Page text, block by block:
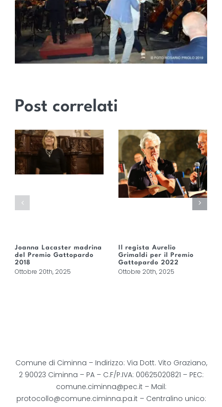
Post correlati
Joanna Lacaster madrina
del Premio Gattopardo
2018
Ottobre 20th, 2025
Il regista Aurelio
Grimaldi per il Premio
Gattopardo 2022
Ottobre 20th, 2025
Comune di Ciminna – Indirizzo: Via Dott. Vito Graziano,
2 90023 Ciminna – PA – C.F/P.IVA: 00625020821 – PEC:
comune.ciminna@pec.it – Mail:
protocollo@comune.ciminna.pa.it – Centralino unico: